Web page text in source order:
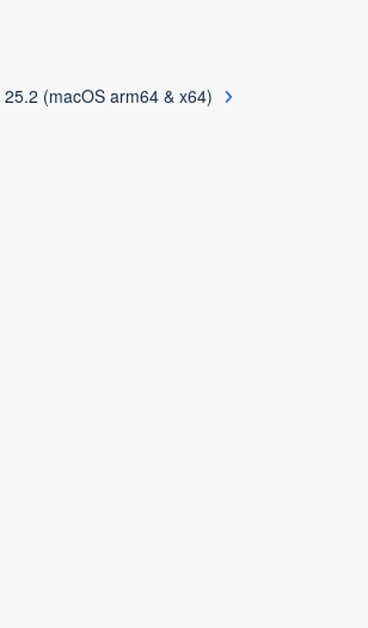
(macOS arm64 & x64)